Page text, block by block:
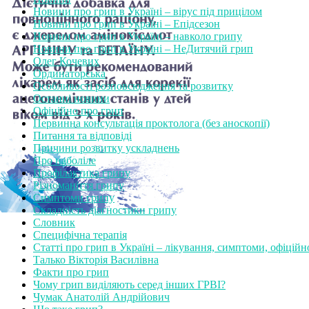
Новини про грип в Україні – вірус під прицілом
Новини про грип в Україні – Епідсезон
Новини про грип в Україні – навколо грипу
Новини про грип в Україні – НеДитячий грип
Олег Кочевих
Ординаторська
Особливості розповсюдження та розвитку
Останні новини
Офіційно про грип
Первинна консультація проктолога (без аноскопії)
Питання та відповіді
Причини розвитку ускладнень
Про наболіле
Профілактика грипу
Різноманіття грипу
Симптоми грипу
Складність діагностики грипу
Словник
Специфічна терапія
Статті про грип в Україні – лікування, симптоми,
Талько Вікторія Василівна
Факти про грип
Чому грип виділяють серед інших ГРВІ?
Чумак Анатолій Андрійович